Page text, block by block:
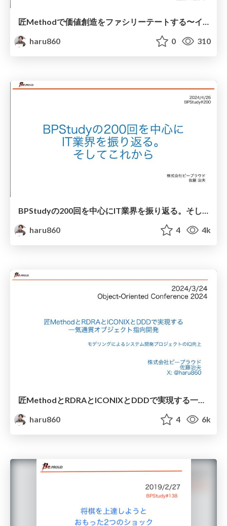
匠Methodで 価値創造を ファシリーテートする〜イノベーション創造プロセスのU理論をベースに
haru860
0 310
BPStudyの200回を中心にIT業界を振り返る。そしてこれから
haru860
4 4k
haru860
4 6k